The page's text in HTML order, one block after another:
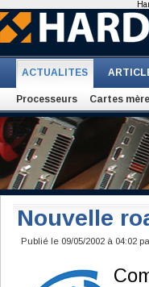
ACTUALITES
Processeurs Cartes
Nouvelle
Publié le 09/05/2002 à 04:02